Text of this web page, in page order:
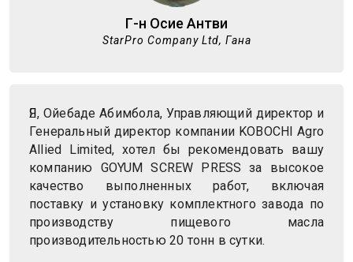
Г-н Осие Антви
StarPro Company Ltd, Гана
Я, Ойебаде Абимбола, Управляющий директор и
Генеральный директор компании KOBOCHI Agro
Allied Limited, хотел бы рекомендовать вашу
компанию GOYUM SCREW PRESS за высокое
качество выполненных работ, включая
поставку и установку комплектного завода по
производству пищевого масла
производительностью 20 тонн в сутки.